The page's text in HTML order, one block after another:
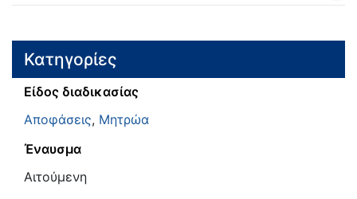
Κατηγορίες
Είδος διαδικασίας
Αποφάσεις, Μητρώα
Έναυσμα
Αιτούμενη